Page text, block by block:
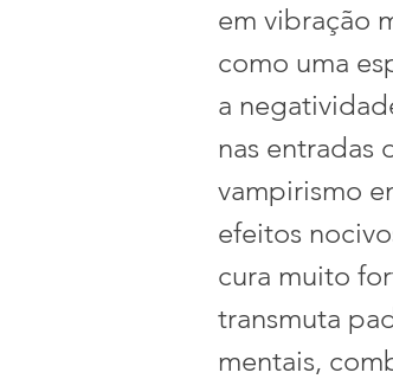
em vibração
como uma
a
nas entradas
vampirismo
efeitos
cura muito
transmuta
mentais,